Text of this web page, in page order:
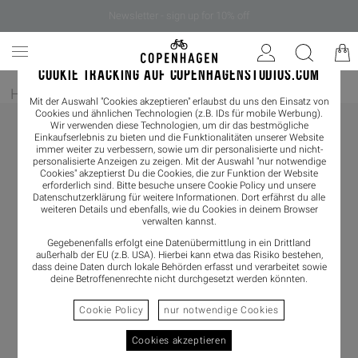
COOKIE TRACKING AUF COPENHAGENSTUDIOS.COM
Mit der Auswahl "Cookies akzeptieren" erlaubst du uns den Einsatz von
Cookies und ähnlichen Technologien (z.B. IDs für mobile Werbung).
Wir verwenden diese Technologien, um dir das bestmögliche
Einkaufserlebnis zu bieten und die Funktionalitäten unserer Website
immer weiter zu verbessern, sowie um dir personalisierte und nicht-
personalisierte Anzeigen zu zeigen. Mit der Auswahl "nur notwendige
Cookies" akzeptierst Du die Cookies, die zur Funktion der Website
erforderlich sind. Bitte besuche unsere Cookie Policy und unsere
Datenschutzerklärung für weitere Informationen. Dort erfährst du alle
weiteren Details und ebenfalls, wie du Cookies in deinem Browser
verwalten kannst.
Gegebenenfalls erfolgt eine Datenübermittlung in ein Drittland
außerhalb der EU (z.B. USA). Hierbei kann etwa das Risiko bestehen,
dass deine Daten durch lokale Behörden erfasst und verarbeitet sowie
deine Betroffenenrechte nicht durchgesetzt werden könnten.
Cookie Policy nur notwendige Cookies
Cookies akzeptieren
Home / Herren/ Sneaker